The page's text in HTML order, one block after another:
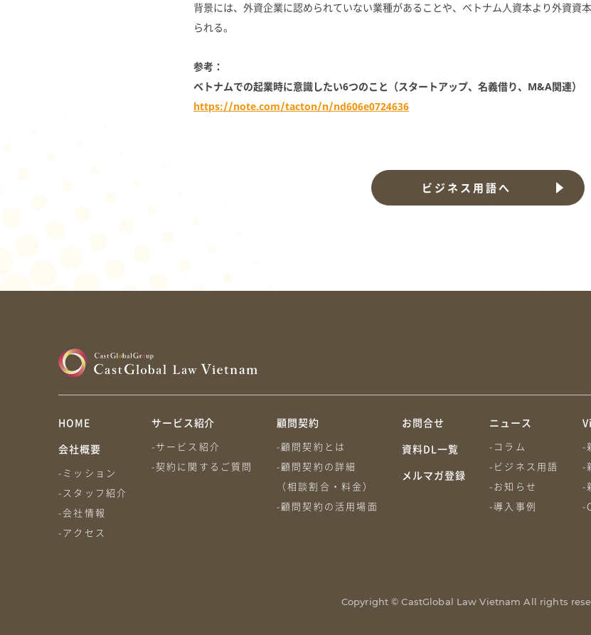
背景には、外資企業に認められていない業種があることや、ベトナム人資本より外資資
られる。
参考：
ベトナムでの起業時に意識したい6つのこと（スタートアップ、名義借り、M&A関連）
https://note.com/tacton/n/nd606e0724636
ビジネス用語へ
HOME
会社概要
-ミッション
-スタッフ紹介
-会社情報
-アクセス
サービス紹介
-サービス紹介
-契約に関するご質問
顧問契約
-顧問契約とは
-顧問契約の詳細
（相談割合・料金）
-顧問契約の活用場面
お問合せ
資料DL一覧
メルマガ登録
ニュース
-コラム
-ビジネス用語
-お知らせ
-導入事例
-
-
-
-
Copyright © CastGlobal Law Vietnam All rights